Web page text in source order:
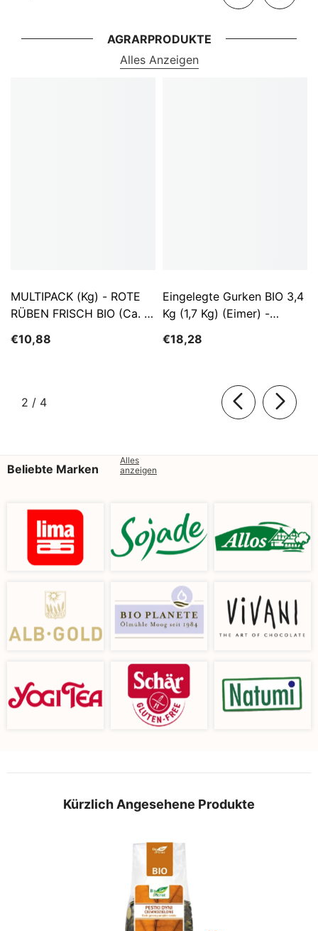
AGRARPRODUKTE
Alles Anzeigen
MULTIPACK (kg) - ROTE
RÜBEN FRISCH BIO (ca. 5
€10,88
Eingelegte Gurken BIO 3,4
Kg (1,7 Kg) (Eimer) -
€18,28
2 / von
4
Beliebte Marken
Alles
anzeigen
Kürzlich Angesehene Produkte